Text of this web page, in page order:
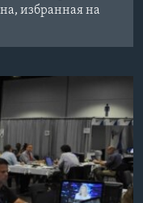
избранная на